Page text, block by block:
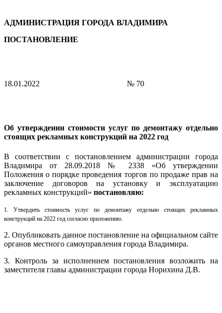
АДМИНИСТРАЦИЯ ГОРОДА ВЛАДИМИРА
ПОСТАНОВЛЕНИЕ
18.01.2022 № 70
Об утверждении стоимости услуг по демонтажу отдельно
стоящих рекламных конструкций на 2022 год
В соответствии с постановлением администрации города
Владимира от 28.09.2018 № 2338 «Об утверждении
Положения о порядке проведения торгов по продаже прав на
заключение договоров на установку и эксплуатацию
рекламных конструкций» постановляю:
1. Утвердить стоимость услуг по демонтажу отдельно стоящих рекламных
конструкций на 2022 год согласно приложению.
2. Опубликовать данное постановление на официальном сайте
органов местного самоуправления города Владимира.
3. Контроль за исполнением постановления возложить на
заместителя главы администрации города Норихина Д.В.